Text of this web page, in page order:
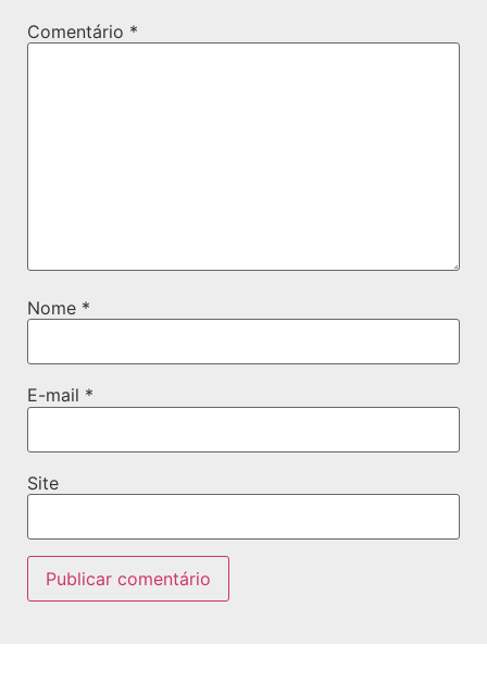
Comentário *
Nome *
E-mail *
Site